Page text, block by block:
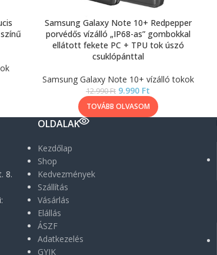
Samsung Galaxy Note 10+ Redpepper
porvédős vízálló „IP68-as” gombokkal
ellátott fekete PC + TPU tok úszó
csuklópánttal
Samsung Galaxy Note 10+ vízálló tokok
12.990Ft 9.990 Ft
TOVÁBB OLVASOM
8.
OLDALAK
Kezdőlap
Shop
Kedvezmények
Szállítás
Vásárlás
Elállás
ÁSZF
Adatkezelés
GYIK